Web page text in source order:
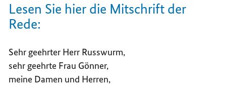
Lesen Sie hier die Mitschrift der
Rede:
Sehr geehrter Herr Russwurm,
sehr geehrte Frau Gönner,
meine Damen und Herren,